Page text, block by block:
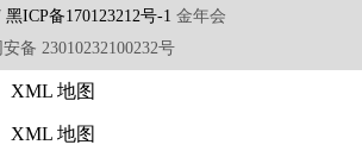
黑ICP备170123212号-1 金年会
备 23010232100232号
XML 地图
XML 地图